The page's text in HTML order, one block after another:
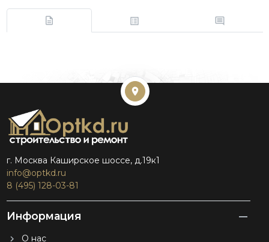
г. Москва Каширское шоссе, д.19к1
info@optkd.ru
8 (495) 128-03-81
Информация
О нас